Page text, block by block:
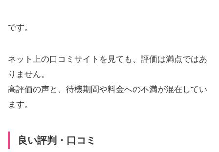
です。
ネット上の口コミサイトを見ても、評価は満点ではあ
りません。
高評価の声と、待機期間や料金への不満が混在してい
ます。
良い評判・口コミ